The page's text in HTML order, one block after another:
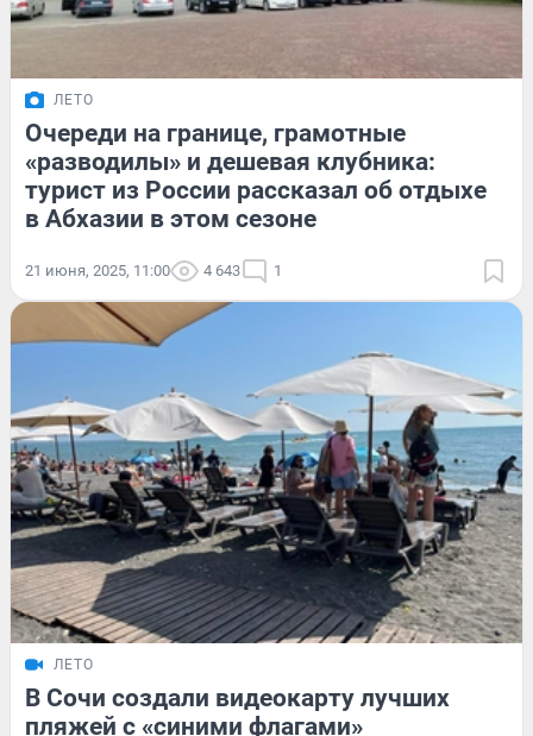
ЛЕТО
Очереди на границе, грамотные
«разводилы» и дешевая клубника:
турист из России рассказал об отдыхе
в Абхазии в этом сезоне
21 июня, 2025, 11:00 4 643 1
ЛЕТО
В Сочи создали видеокарту лучших
пляжей с «синими флагами»